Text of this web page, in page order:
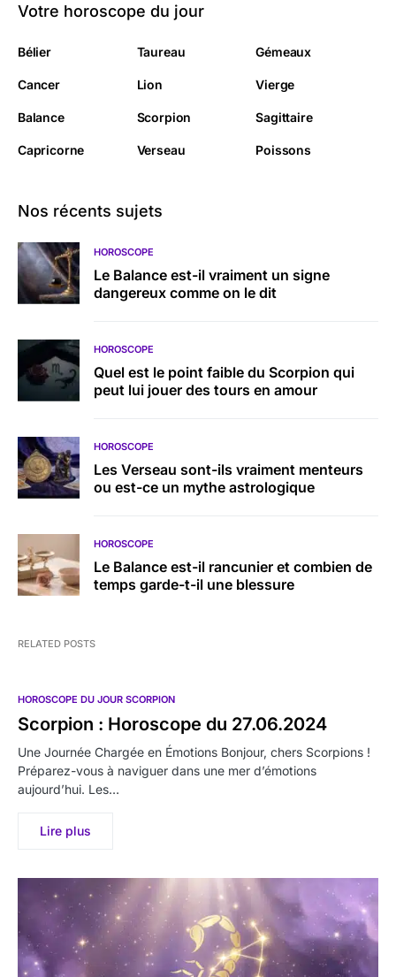
Votre horoscope du jour
Bélier Taureau Gémeaux
Cancer Lion Vierge
Balance Scorpion Sagittaire
Capricorne Verseau Poissons
Nos récents sujets
HOROSCOPE
Le Balance est-il vraiment un signe
dangereux comme on le dit
HOROSCOPE
Quel est le point faible du Scorpion qui
peut lui jouer des tours en amour
HOROSCOPE
Les Verseau sont-ils vraiment menteurs
ou est-ce un mythe astrologique
HOROSCOPE
Le Balance est-il rancunier et combien de
temps garde-t-il une blessure
RELATED POSTS
HOROSCOPE DU JOUR SCORPION
Scorpion : Horoscope du 27.06.2024
Une Journée Chargée en Émotions Bonjour, chers Scorpions !
Préparez-vous à naviguer dans une mer d’émotions
aujourd’hui. Les…
Lire plus